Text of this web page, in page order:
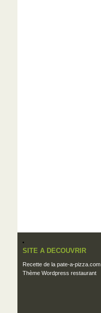
SITE A DECOUVRIR
Recette de la pate-a-pizza.com
Thème Wordpress restaurant